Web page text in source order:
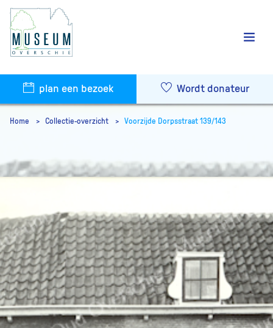
plan een bezoek Wordt donateur
Home Collectie-overzicht Voorzijde Dorpsstraat 139/143